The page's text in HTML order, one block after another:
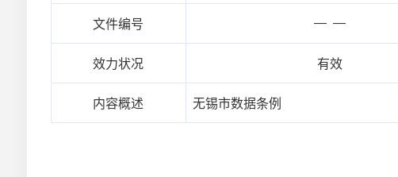
文件编号 — —
效力状况 有效
内容概述 无锡市数据条例